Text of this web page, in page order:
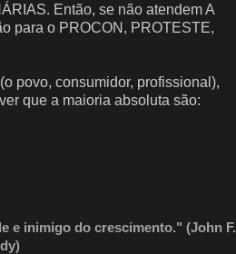
Então, se não atendem A
para o PROCON, PROTESTE,
povo, consumidor, profissional),
que a maioria absoluta são:
e inimigo do crescimento." (John F.